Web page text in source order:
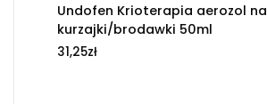
Undofen Krioterapia aerozol na
kurzajki/brodawki 50ml
31,25zł